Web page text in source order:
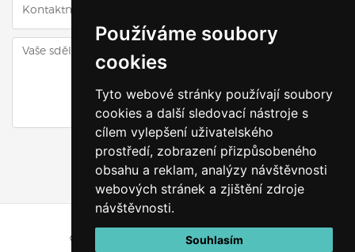
Používáme soubory
cookies
Tyto webové stránky používají soubory
cookies a další sledovací nástroje s
cílem vylepšení uživatelského
prostředí, zobrazení přizpůsobeného
obsahu a reklam, analýzy návštěvnosti
webových stránek a zjištění zdroje
návštěvnosti.
Souhlasím
ODESLAT DOTAZ
© Všechna práva vyhrazena Výškyzavás.cz